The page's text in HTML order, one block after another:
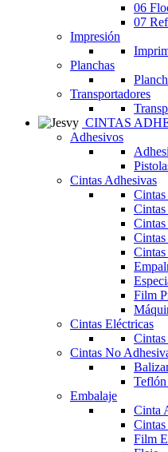
06
07
Impresión
Planchas
Transportadores
CINTAS
Adhesivos
Cintas Adhesivas
Cintas
Film
Cintas Eléctricas
Cintas No
Embalaje
Cinta
Film